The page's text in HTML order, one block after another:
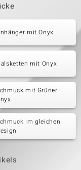
mit Onyx
mit Onyx
mit Grüner
im gleichen